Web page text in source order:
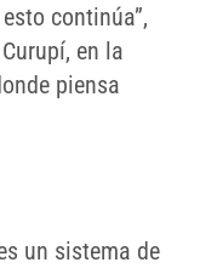
continúa”,
en la
piensa
un sistema de